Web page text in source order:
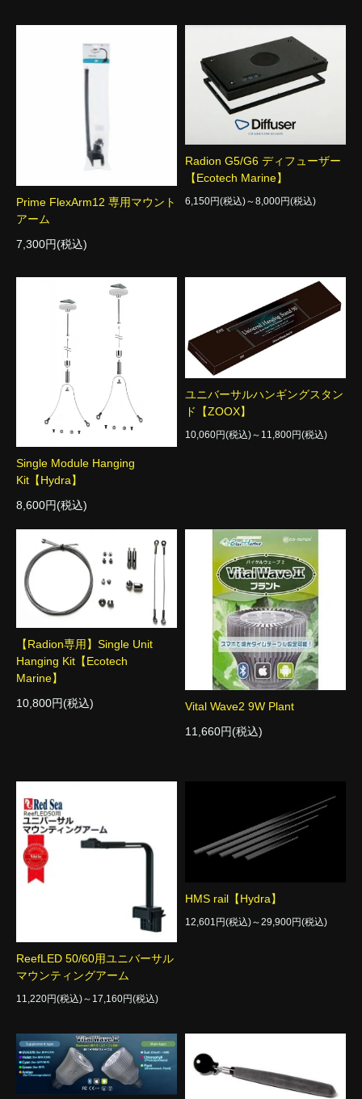
Prime FlexArm12 専用マウント
アーム
7,300円(税込)
Radion G5/G6 ディフューザー
【Ecotech Marine】
6,150円(税込)～8,000円(税込)
Single Module Hanging
Kit【Hydra】
8,600円(税込)
ユニバーサルハンギングスタン
ド【ZOOX】
10,060円(税込)～11,800円(税込)
【Radion専用】Single Unit
Hanging Kit【Ecotech
Marine】
10,800円(税込)
Vital Wave2 9W Plant
11,660円(税込)
ReefLED 50/60用ユニバーサル
マウンティングアーム
11,220円(税込)～17,160円(税込)
HMS rail【Hydra】
12,601円(税込)～29,900円(税込)